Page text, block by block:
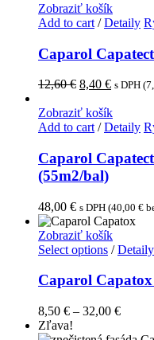
Zobraziť košík
Add to cart / Detaily
Caparol
12,60€ 8,40 € s DPH (
Zobraziť košík
Add to cart / Detaily
Caparol
(55m2/bal)
48,00 € s DPH (40,00 €
Zobraziť košík
Select options / Detaily
Caparol
8,50 € – 32,00 €
Zľava!